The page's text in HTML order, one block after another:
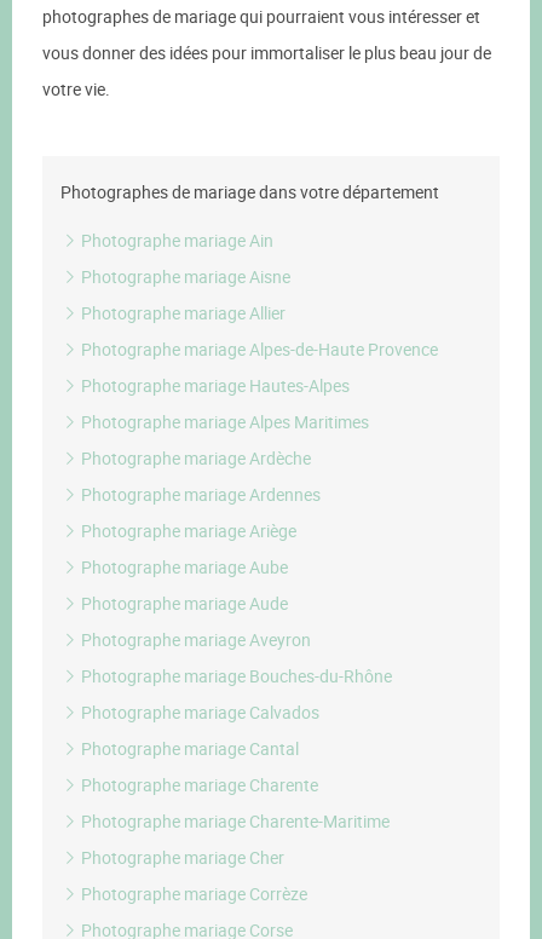
photographes de mariage qui pourraient vous intéresser et
vous donner des idées pour immortaliser le plus beau jour de
votre vie.
Photographes de mariage dans votre département
Photographe mariage Ain
Photographe mariage Aisne
Photographe mariage Allier
Photographe mariage Alpes-de-Haute Provence
Photographe mariage Hautes-Alpes
Photographe mariage Alpes Maritimes
Photographe mariage Ardèche
Photographe mariage Ardennes
Photographe mariage Ariège
Photographe mariage Aube
Photographe mariage Aude
Photographe mariage Aveyron
Photographe mariage Bouches-du-Rhône
Photographe mariage Calvados
Photographe mariage Cantal
Photographe mariage Charente
Photographe mariage Charente-Maritime
Photographe mariage Cher
Photographe mariage Corrèze
Photographe mariage Corse